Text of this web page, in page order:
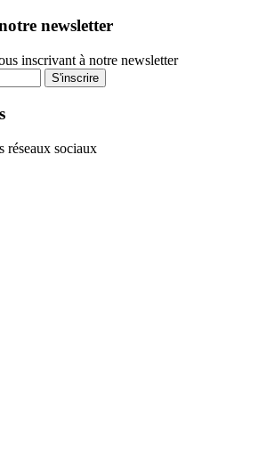
newsletter
inscrivant à notre newsletter
S'inscrire
réseaux sociaux